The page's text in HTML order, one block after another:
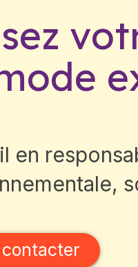
en
contacter